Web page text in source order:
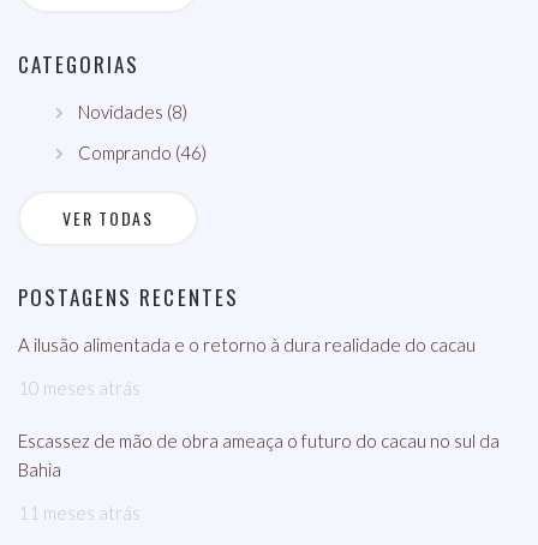
CATEGORIAS
Novidades (8)
Comprando (46)
VER TODAS
POSTAGENS RECENTES
A ilusão alimentada e o retorno à dura realidade do cacau
10 meses atrás
Escassez de mão de obra ameaça o futuro do cacau no sul da
Bahia
11 meses atrás